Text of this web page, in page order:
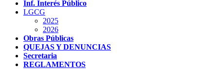
Inf. Interés Público
LGCG
2025
2026
Obras Públicas
QUEJAS Y DENUNCIAS
Secretaria
REGLAMENTOS